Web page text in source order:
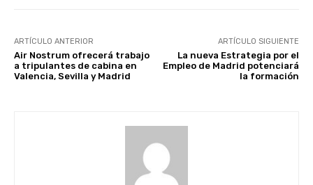
ARTÍCULO ANTERIOR
Air Nostrum ofrecerá trabajo
a tripulantes de cabina en
Valencia, Sevilla y Madrid
ARTÍCULO SIGUIENTE
La nueva Estrategia por el
Empleo de Madrid potenciará
la formación